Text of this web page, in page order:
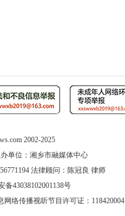
2002-2025
单位：湘乡市融媒体中心
法律顾问：陈冠良 律师
备43038102001138号
网络传播视听节目许可证：118420004